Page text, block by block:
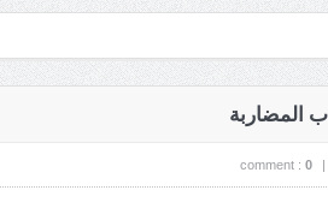
المضاربة
|
comment : 0